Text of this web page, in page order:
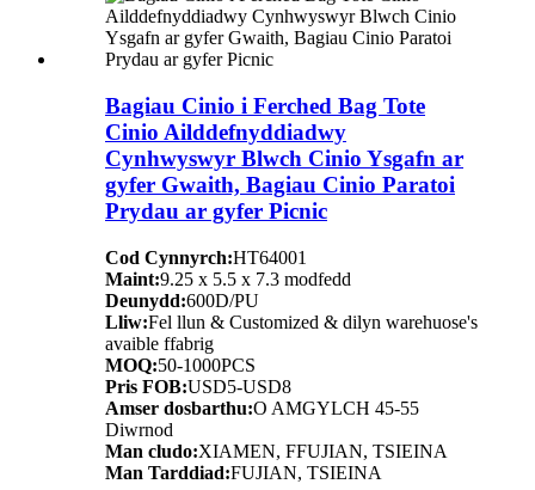
Bagiau Cinio i Ferched Bag Tote
Cinio Ailddefnyddiadwy
Cynhwyswyr Blwch Cinio Ysgafn ar
gyfer Gwaith, Bagiau Cinio Paratoi
Prydau ar gyfer Picnic
Cod Cynnyrch:HT64001
Maint:9.25 x 5.5 x 7.3 modfedd
Deunydd:600D/PU
Lliw:Fel llun & Customized & dilyn warehuose's
avaible ffabrig
MOQ:50-1000PCS
Pris FOB:USD5-USD8
Amser dosbarthu:O AMGYLCH 45-55
Diwrnod
Man cludo:XIAMEN, FFUJIAN, TSIEINA
Man Tarddiad:FUJIAN, TSIEINA